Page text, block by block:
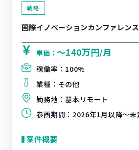
戦略
国際イノベーションカンファレン
単価：〜140万円/月
稼働率： 100%
業種： その他
勤務地：基本リモート
参画期間： 2026年1月以降～未
案件概要